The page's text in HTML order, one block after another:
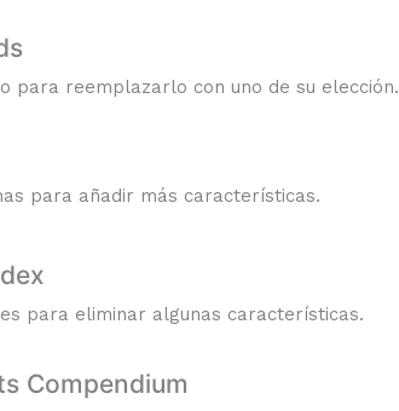
para reemplazarlo con uno de su elección.
para añadir más características.
para eliminar algunas características.
Compendium